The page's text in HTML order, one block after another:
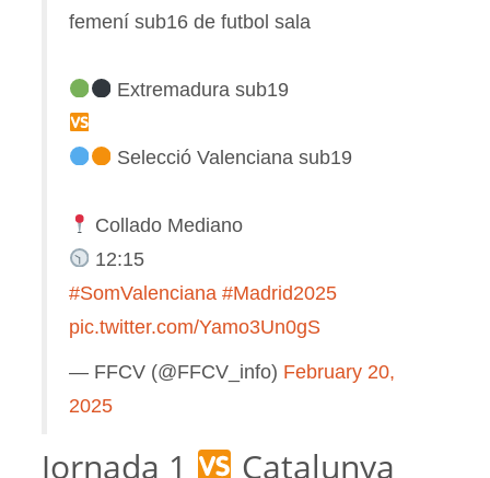
femení sub16 de futbol sala
Extremadura sub19
Selecció Valenciana sub19
Collado Mediano
12:15
#SomValenciana #Madrid2025
pic.twitter.com/Yamo3Un0gS
— FFCV (@FFCV_info) February 20,
2025
Jornada 1 Catalunya